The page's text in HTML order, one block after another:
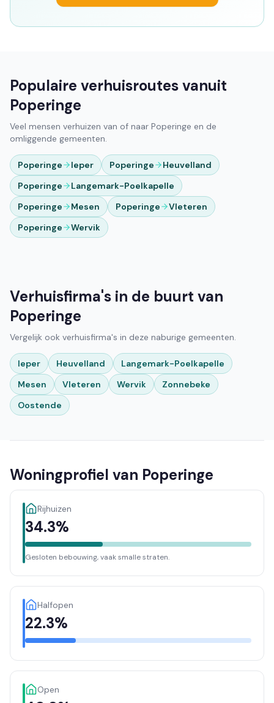
Populaire verhuisroutes vanuit
Poperinge
Veel mensen verhuizen van of naar Poperinge en de
omliggende gemeenten.
Poperinge Ieper Poperinge
Heuvelland
Poperinge
Langemark-Poelkapelle
Poperinge
Mesen Poperinge
Vleteren
Poperinge
Wervik
Verhuisfirma's in de buurt van
Poperinge
Vergelijk ook verhuisfirma's in deze naburige gemeenten.
Ieper Heuvelland
Langemark-Poelkapelle
Mesen
Vleteren Wervik
Zonnebeke
Oostende
Woningprofiel van Poperinge
Rijhuizen
34.3%
Gesloten bebouwing, vaak smalle straten.
Halfopen
22.3%
Open